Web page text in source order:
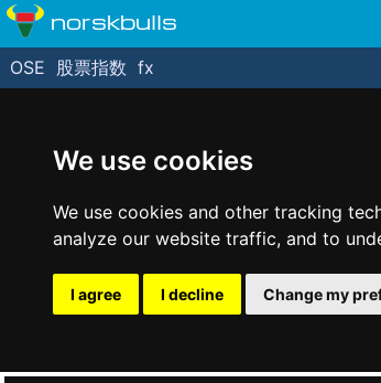
We use cookies
We use cookies and other tracking
analyze our website traffic, and to
I agree I decline Change my
norskbulls
OSE 股票指数 fx